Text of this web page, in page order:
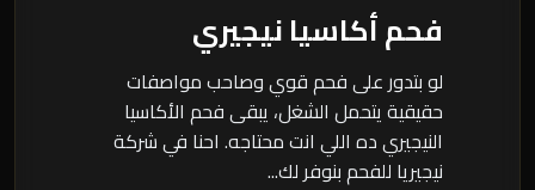
فحم أكاسيا نيجيري
لو بتدور على فحم قوي وصاحب مواصفات
حقيقية يتحمل الشغل، يبقى فحم الأكاسيا
النيجيري ده اللي انت محتاجه. احنا في شركة
نيجيريا للفحم بنوفر لك...